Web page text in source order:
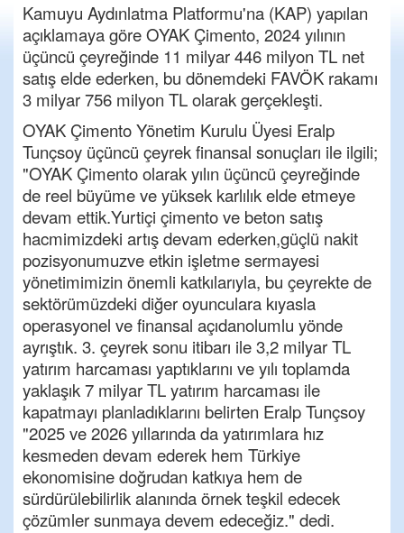
Kamuyu Aydınlatma Platformu'na (KAP) yapılan
açıklamaya göre OYAK Çimento, 2024 yılının
üçüncü çeyreğinde 11 milyar 446 milyon TL net
satış elde ederken, bu dönemdeki FAVÖK rakamı
3 milyar 756 milyon TL olarak gerçekleşti.
OYAK Çimento Yönetim Kurulu Üyesi Eralp
Tunçsoy üçüncü çeyrek finansal sonuçları ile ilgili;
"OYAK Çimento olarak yılın üçüncü çeyreğinde
de reel büyüme ve yüksek karlılık elde etmeye
devam ettik.Yurtiçi çimento ve beton satış
hacmimizdeki artış devam ederken,güçlü nakit
pozisyonumuzve etkin işletme sermayesi
yönetimimizin önemli katkılarıyla, bu çeyrekte de
sektörümüzdeki diğer oyunculara kıyasla
operasyonel ve finansal açıdanolumlu yönde
ayrıştık. 3. çeyrek sonu itibarı ile 3,2 milyar TL
yatırım harcaması yaptıklarını ve yılı toplamda
yaklaşık 7 milyar TL yatırım harcaması ile
kapatmayı planladıklarını belirten Eralp Tunçsoy
"2025 ve 2026 yıllarında da yatırımlara hız
kesmeden devam ederek hem Türkiye
ekonomisine doğrudan katkıya hem de
sürdürülebilirlik alanında örnek teşkil edecek
çözümler sunmaya devem edeceğiz." dedi.